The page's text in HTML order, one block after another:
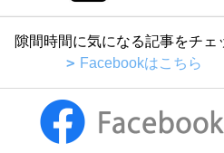
隙間時間に気になる記事をチェ
Facebookはこちら